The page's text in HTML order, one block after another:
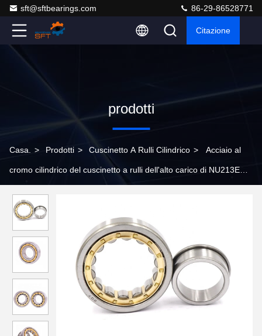
sft@sftbearings.com 86-29-86528771
Citazione
prodotti
Casa. > Prodotti > Cuscinetto A Rulli Cilindrico > Acciaio al
cromo cilindrico del cuscinetto a rulli dell'alto carico di NU213EM